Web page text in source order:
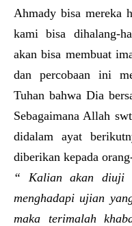
Ahmady bisa mereka
kami bisa dihalang-
akan bisa membuat
dan percobaan ini
Tuhan bahwa Dia
Sebagaimana Allah
didalam ayat
diberikan kepada
“ Kalian akan diuji
menghadapi ujian
maka terimalah